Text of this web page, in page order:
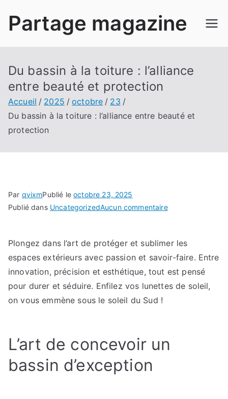
Partage magazine
Du bassin à la toiture : l’alliance
entre beauté et protection
Accueil 2025 octobre
23
Du bassin à la toiture : l’alliance entre beauté et
protection
Par qvixmPublié leoctobre 23, 2025
Publié dans UncategorizedAucun commentairesur
à
la
toiture
:
protection
Plongez dans l’art de protéger et sublimer les
espaces extérieurs avec passion et savoir-faire. Entre
innovation, précision et esthétique, tout est pensé
pour durer et séduire. Enfilez vos lunettes de soleil,
on vous emmène sous le soleil du Sud !
L’art de concevoir un
bassin d’exception